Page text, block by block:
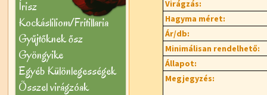
Írisz
Kockásliliom/Fritillaria
Gyűjtőknek ősz
Gyöngyike
Egyéb Különlegességek
Õsszel virágzóak
Virágzás:
Hagyma méret:
Ár/db:
Minimálisan rendelhető:
Állapot:
Megjegyzés: